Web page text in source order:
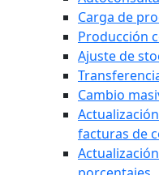
Carga de
Producción
Ajuste de
Cambio
facturas de